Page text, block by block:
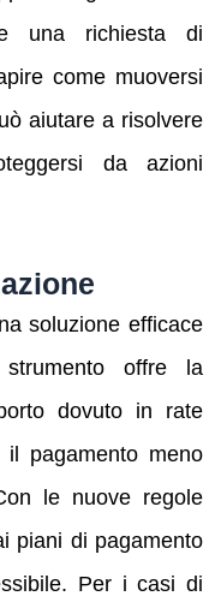
una richiesta di
come muoversi
aiutare a risolvere
da azioni
soluzione efficace
offre la
dovuto in rate
il pagamento meno
le nuove regole
piani di pagamento
Per i casi di